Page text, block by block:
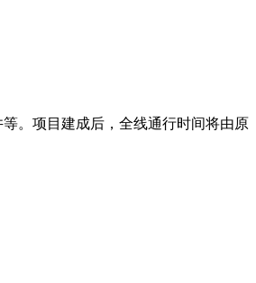
。项目建成后，全线通行时间将由原